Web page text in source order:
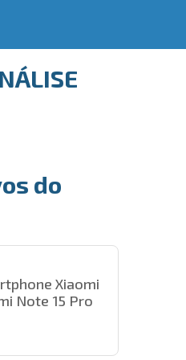
do
Xiaomi
Note 15 Pro